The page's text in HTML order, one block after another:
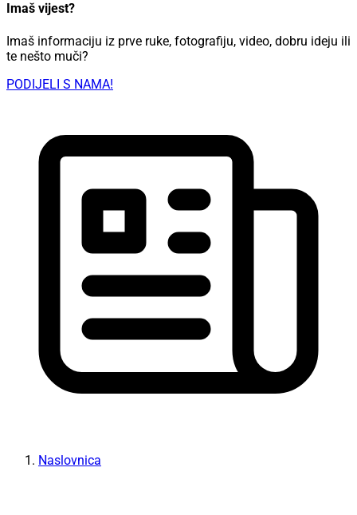
Imaš vijest?
Imaš informaciju iz prve ruke, fotografiju, video, dobru ideju ili
te nešto muči?
PODIJELI S NAMA!
Naslovnica